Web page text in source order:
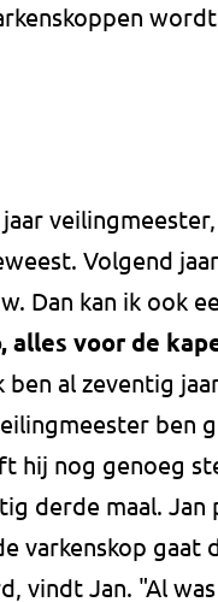
Volgend
Dan kan ik ook
alles voor de
al zeventig
ben
hij nog genoeg
derde maal. Jan
varkenskop gaat
vindt Jan. "Al